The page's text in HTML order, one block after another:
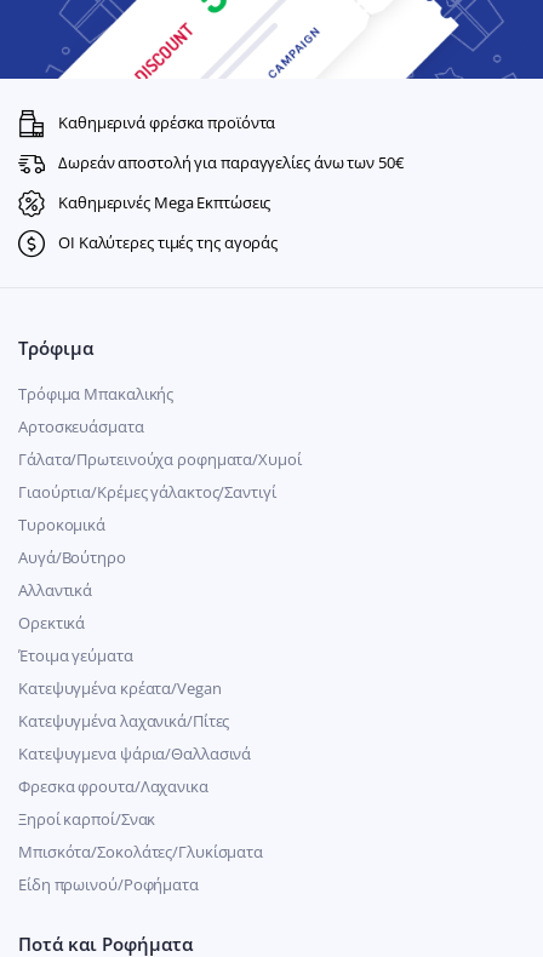
Καθημερινά φρέσκα προϊόντα
Δωρεάν αποστολή για παραγγελίες άνω των 50€
Καθημερινές Mega Εκπτώσεις
ΟΙ Καλύτερες τιμές της αγοράς
Τρόφιμα
Τρόφιμα Μπακαλικής
Αρτοσκευάσματα
Γάλατα/Πρωτεινούχα ροφηματα/Χυμοί
Γιαούρτια/Κρέμες γάλακτος/Σαντιγί
Τυροκομικά
Αυγά/Βούτηρο
Αλλαντικά
Ορεκτικά
Έτοιμα γεύματα
Κατεψυγμένα κρέατα/Vegan
Kατεψυγμένα λαχανικά/Πίτες
Κατεψυγμενα ψάρια/Θαλλασινά
Φρεσκα φρουτα/Λαχανικα
Ξηροί καρποί/Σνακ
Μπισκότα/Σοκολάτες/Γλυκίσματα
Είδη πρωινού/Ροφήματα
Ποτά και Ροφήματα